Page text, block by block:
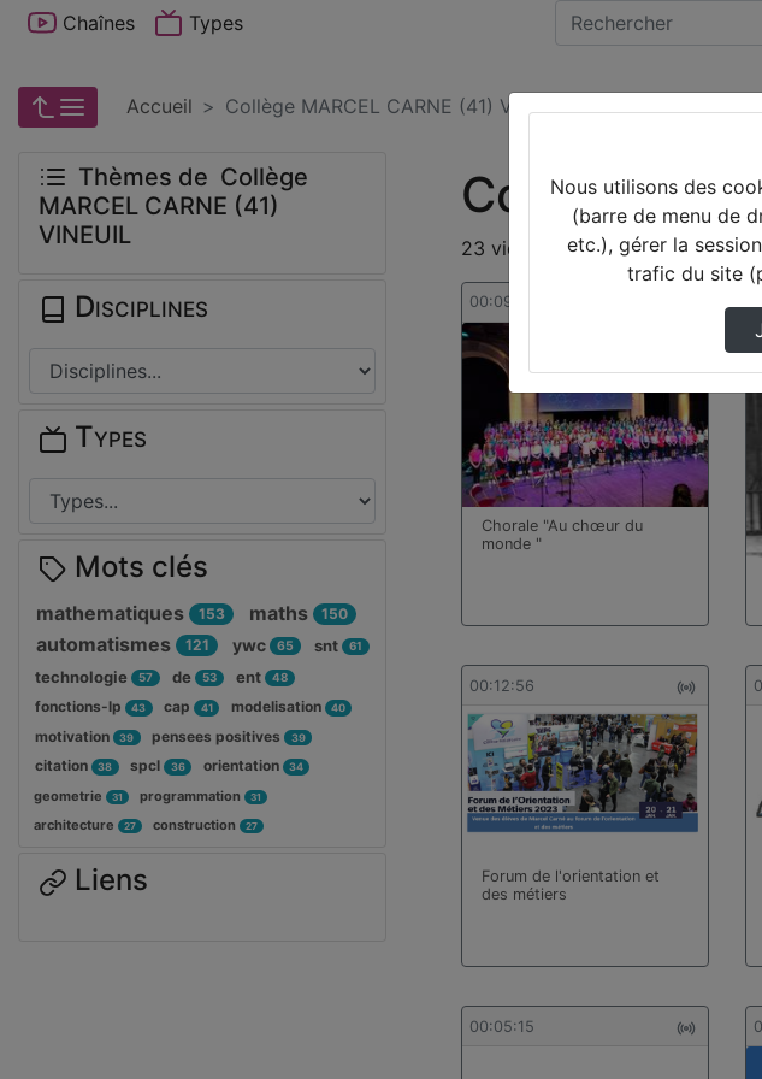
Chaînes Types
Accueil Collège MARCEL CARNE (41) VINEUIL
Collège
23 vidéos trouvées
00:09:12
Chorale "Au chœur du
monde "
00:12:56
Forum de l'orientation et
des métiers
00:05:15
Thèmes de Collège
MARCEL CARNE (41)
VINEUIL
Disciplines
Types
Mots clés
mathematiques 153 maths 150
automatismes 121 ywc 65 snt 61
technologie 57 de 53 ent 48
fonctions-lp 43 cap 41 modelisation 40
motivation 39 pensees positives 39
citation 38 spcl 36 orientation 34
geometrie 31 programmation 31
architecture 27 construction 27
Liens
Nous utilisons des
(barre de menu de
etc.), gérer la
trafic du site